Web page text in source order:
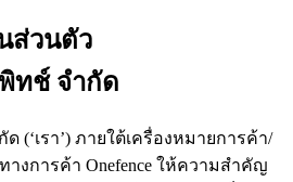
ส่วนตัว
ทช์ จำกัด
(‘เรา’) ภายใต้เครื่องหมายการค้า/
างการค้า Onefence ให้ความสำคัญ